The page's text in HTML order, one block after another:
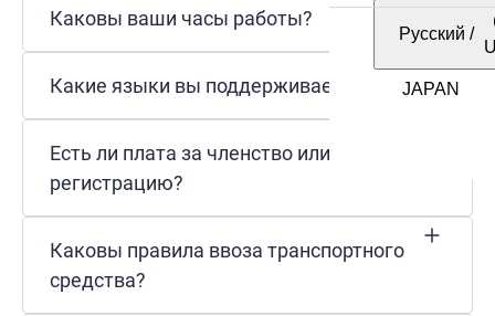
Русский /
Каковы ваши часы работы?
Какие языки вы поддерживаете?
Есть ли плата за членство или
регистрацию?
Каковы правила ввоза транспортного
средства?